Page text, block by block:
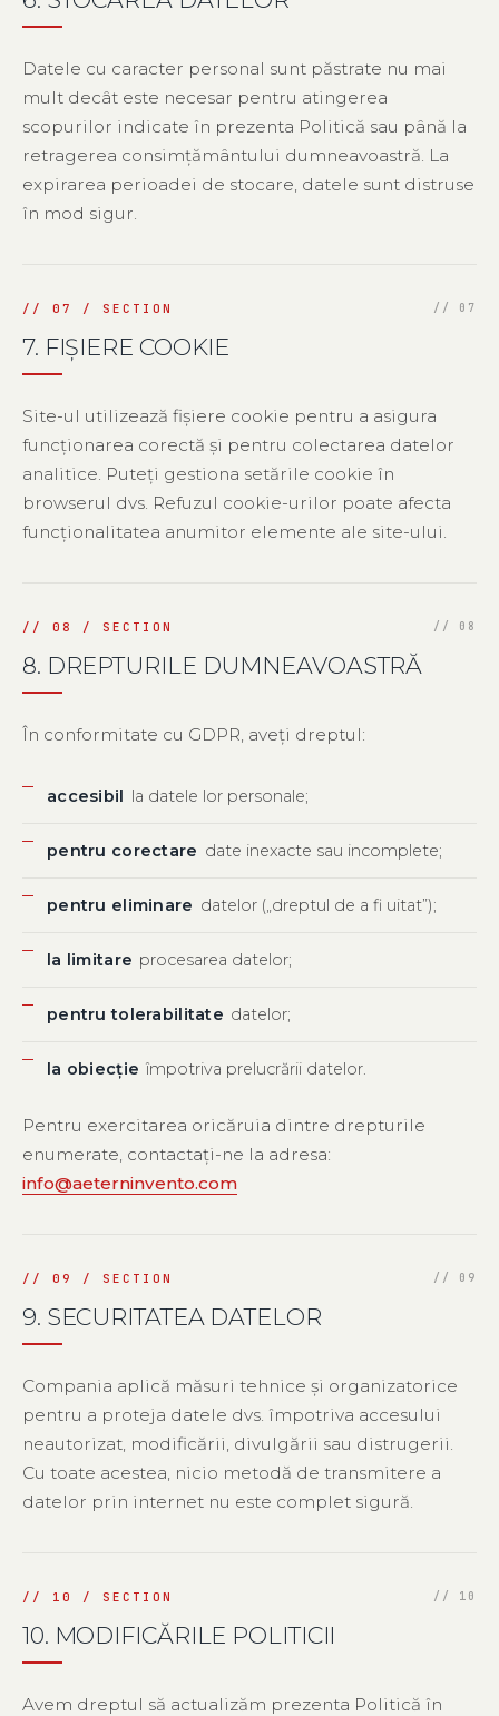
Datele cu caracter personal sunt păstrate nu mai
mult decât este necesar pentru atingerea
scopurilor indicate în prezenta Politică sau până la
retragerea consimțământului dumneavoastră. La
expirarea perioadei de stocare, datele sunt distruse
în mod sigur.
7. FIȘIERE COOKIE
Site-ul utilizează fișiere cookie pentru a asigura
funcționarea corectă și pentru colectarea datelor
analitice. Puteți gestiona setările cookie în
browserul dvs. Refuzul cookie-urilor poate afecta
funcționalitatea anumitor elemente ale site-ului.
8. DREPTURILE DUMNEAVOASTRĂ
În conformitate cu GDPR, aveți dreptul:
accesibil la datele lor personale;
pentru corectare date inexacte sau incomplete;
pentru eliminare datelor („dreptul de a fi uitat”);
la limitare procesarea datelor;
pentru tolerabilitate datelor;
la obiecție împotriva prelucrării datelor.
Pentru exercitarea oricăruia dintre drepturile
enumerate, contactați-ne la adresa:
info@aeterninvento.com
9. SECURITATEA DATELOR
Compania aplică măsuri tehnice și organizatorice
pentru a proteja datele dvs. împotriva accesului
neautorizat, modificării, divulgării sau distrugerii.
Cu toate acestea, nicio metodă de transmitere a
datelor prin internet nu este complet sigură.
10. MODIFICĂRILE POLITICII
Avem dreptul să actualizăm prezenta Politică în